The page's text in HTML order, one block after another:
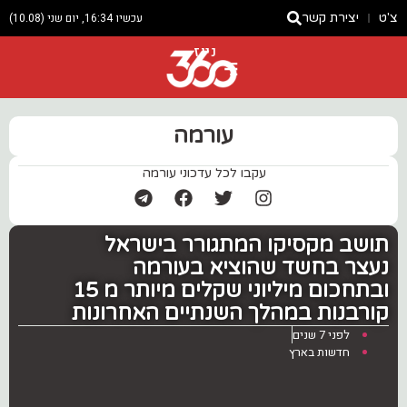
צ'ט יצירת קשר עכשיו 16:34, יום שני (10.08)
ניוז
עורמה
עקבו לכל עדכוני עורמה
תושב מקסיקו המתגורר בישראל
נעצר בחשד שהוציא בעורמה
ובתחכום מיליוני שקלים מיותר מ 15
קורבנות במהלך השנתיים האחרונות
לפני 7 שנים
חדשות בארץ